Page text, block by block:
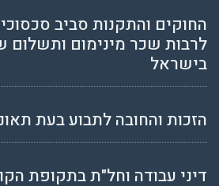
החוקים והתקנות סביב
לרבות שכר מינימום ותשלום
בישראל
הזכות והחובה לתבוע בעת
דיני עבודה וחל"ת בתקופת